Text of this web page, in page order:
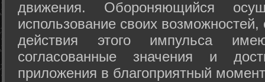
движения. Обороняющийся
использование своих
действия этого импульса
согласованные значения и
приложения в благоприятный